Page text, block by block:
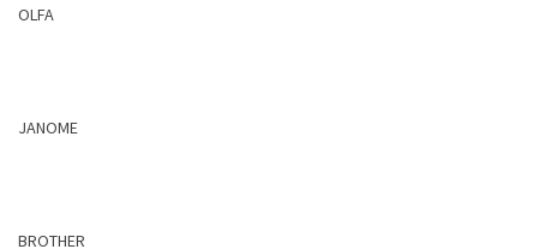
OLFA
JANOME
BROTHER